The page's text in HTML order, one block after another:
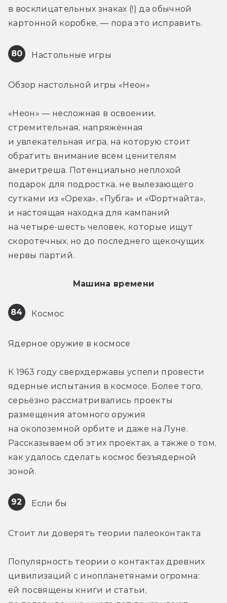
в восклицательных знаках (!) да обычной
картонной коробке, — пора это исправить.
80 Настольные игры
Обзор настольной игры «Неон»
«Неон» — несложная в освоении,
стремительная, напряжённая
и увлекательная игра, на которую стоит
обратить внимание всем ценителям
америтреша. Потенциально неплохой
подарок для подростка, не вылезающего
сутками из «Ореха», «Пубга» и «Фортнайта»,
и настоящая находка для кампаний
на четыре-шесть человек, которые ищут
скоротечных, но до последнего щекочущих
нервы партий.
Машина времени
84 Космос
Ядерное оружие в космосе
К 1963 году сверхдержавы успели провести
ядерные испытания в космосе. Более того,
серьёзно рассматривались проекты
размещения атомного оружия
на околоземной орбите и даже на Луне.
Рассказываем об этих проектах, а также о том,
как удалось сделать космос безъядерной
зоной.
92 Если бы
Стоит ли доверять теории палеоконтакта
Популярность теории о контактах древних
цивилизаций с инопланетянами огромна:
ей посвящены книги и статьи,